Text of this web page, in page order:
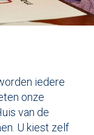
iedere
onze
van de
U kiest zelf